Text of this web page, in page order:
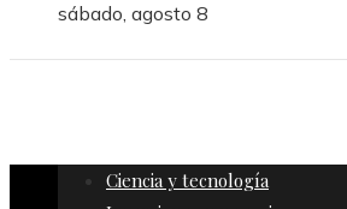
sábado, agosto 8
Ciencia y tecnología